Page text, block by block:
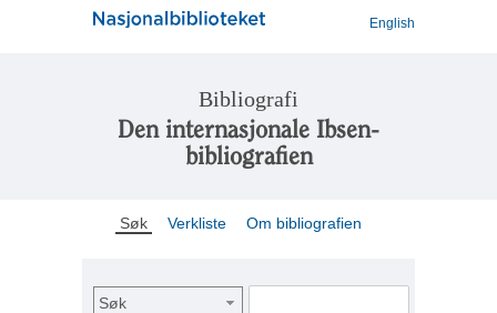
English
Bibliografi
Den internasjonale Ibsen-
bibliografien
Søk Verkliste Om bibliografien
Søk